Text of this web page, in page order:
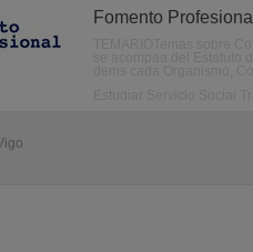
Fomento Profesional